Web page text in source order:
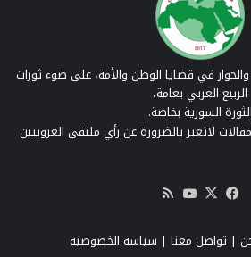
في قضايا الوطن والأمة، على ضوء ثورات
الربيع العربي بعامة،
الثورة السورية بخاصة.
لاتعبر بالضرورة عن رأي ملتقى العروبيين
فيسبوك
‫X
‫YouTube
RSS
| تواصل معنا | سياسة الخصوصية